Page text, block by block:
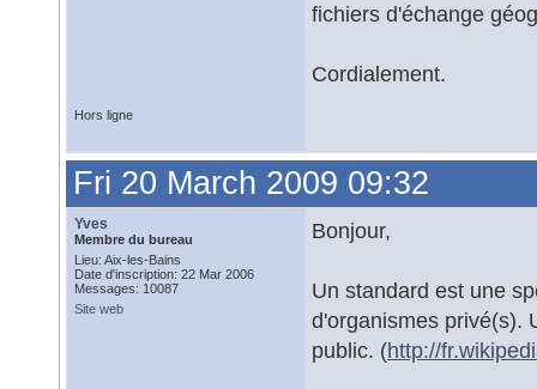
fichiers d'échange
Cordialement.
Hors ligne
Fri 20 March 2009 09:32
Yves
Membre du bureau
Lieu: Aix-les-Bains
Date d'inscription: 22 Mar 2006
Messages: 10087
Site web
Bonjour,
Un standard est une
d'organismes privé(s).
public. (http://